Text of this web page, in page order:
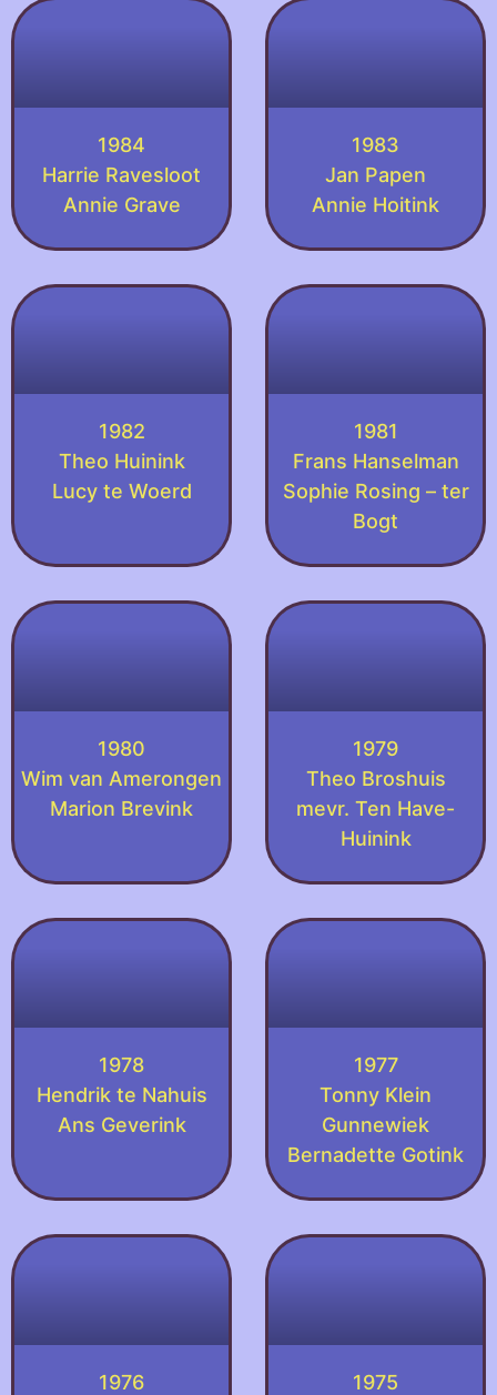
1984
Harrie Ravesloot
Annie Grave
1983
Jan Papen
Annie Hoitink
1982
Theo Huinink
Lucy te Woerd
1981
Frans Hanselman
Sophie Rosing – ter
Bogt
1980
Wim van Amerongen
Marion Brevink
1979
Theo Broshuis
mevr. Ten Have-
Huinink
1978
Hendrik te Nahuis
Ans Geverink
1977
Tonny Klein
Gunnewiek
Bernadette Gotink
1976
1975